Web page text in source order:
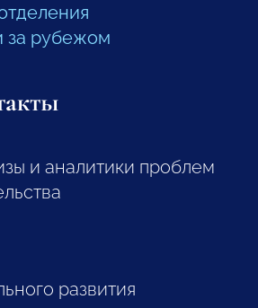
за рубежом
и аналитики проблем
развития